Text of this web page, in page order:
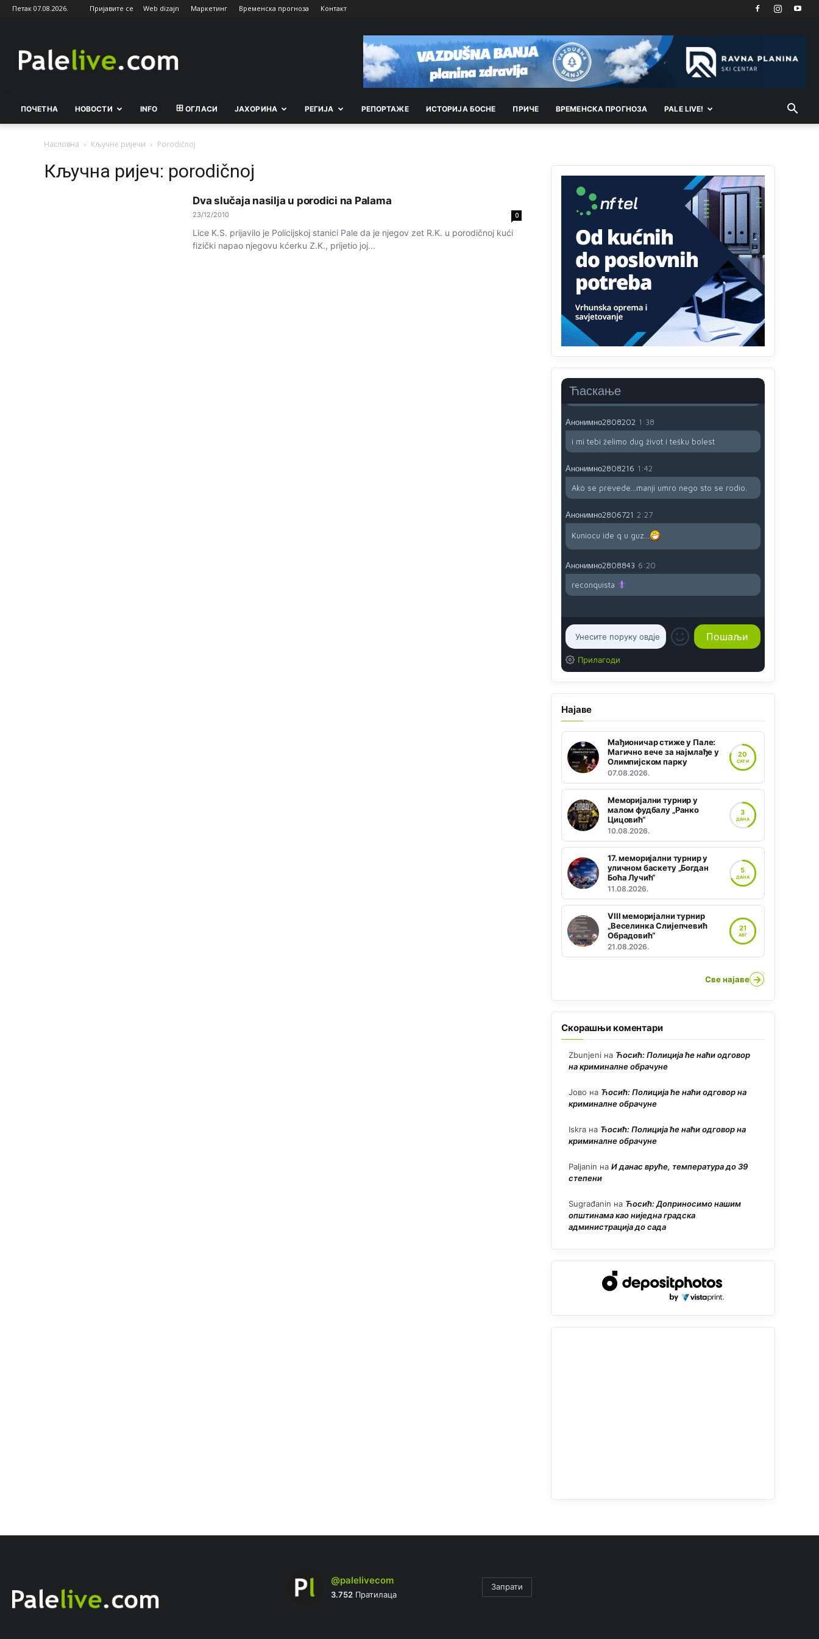
Петак 07.08.2026. Пријавите се Web dizajn Маркетинг Временска прогноза Контакт
ПОЧЕТНА НОВОСТИ INFO ОГЛАСИ ЈАХОРИНА РEГИЈА РEПОРТАЖE ИСТОРИЈА БОСНЕ ПРИЧЕ ВРEМEНСКА ПРОГНОЗА PALE LIVE!
Насловна Кључне ријечи Porodičnoj
Кључна ријеч: porodičnoj
Dva slučaja nasilja u porodici na Palama
23/12/2010 0
Lice K.S. prijavilo je Policijskoj stanici Pale da je njegov zet R.K. u porodičnoj kući
fizički napao njegovu kćerku Z.K., prijetio joj...
Ћаскање
šalju poštom a da ne dolaze? Kurko
Анонимно2807791 11:39
БиХ није гласала да је тзв.Косово држава.
Анонимно2807895 12:16
Drzi pod kontrolom tri stvari jezik,karakter i
ponasanje...Uzivotu brani tri stvari:cast,prijatelja i
zivota iskljuci tri stvari uvredu,neznanje
zavist.Sve dok si ziv gaji tri stvari
dobrotu,pamet i prijateljstvo!!
Анонимно2806721 12:39
791 BiH nije priznala Kosovo kao nezavisnu
državu jer genocidna tvorevina pravi smetnju a
recimo Srbija je davno
priznala.Na svakom
proizvodu iz Srbije stoji -uvoznik za Kosovo
Анонимно2806721 12:45
Sve i da se nekim čudom vojska Srbije "vrati" na
koga da brani? A imamo vojsku Kosova kojoj
želimo svako dobro i da se što bolje opreme
Анонимно2808202 1:38
i mi tebi želimo dug život i tešku bolest
Анонимно2808216 1:42
Akò se prevede...manji umro nego sto se rodio.
Анонимно2806721 2:27
Kuniocu ide q u guz...
Анонимно2808843 6:20
reconquista
Прилагоди
Најаве
Мађионичар стиже у Пале:
Магично вече за најмлађе у
Олимпијском парку
07.08.2026.
20
САТИ
Меморијални турнир у
малом фудбалу „Ранко
Цицовић“
10.08.2026.
3
ДАНА
17. меморијални турнир у
уличном баскету „Богдан
Боћа Лучић“
11.08.2026.
5
ДАНА
VIII меморијални турнир
„Веселинка Слијепчевић
Обрадовић“
21.08.2026.
21
АВГ
Све најаве →
Скорашњи коментари
Zbunjeni на Ћосић: Полиција ће наћи одговор
на криминалне обрачуне
Јово на Ћосић: Полиција ће наћи одговор на
криминалне обрачуне
Iskra на Ћосић: Полиција ће наћи одговор на
криминалне обрачуне
Paljanin на И данас вруће, температура до 39
степени
Sugrađanin на Ћосић: Доприносимо нашим
општинама као ниједна градска
администрација до сада
@palelivecom
3.752Пратилаца
Запрати